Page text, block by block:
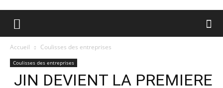
Accueil Coulisses des entreprises
Coulisses des entreprises
JIN DEVIENT LA PREMIERE